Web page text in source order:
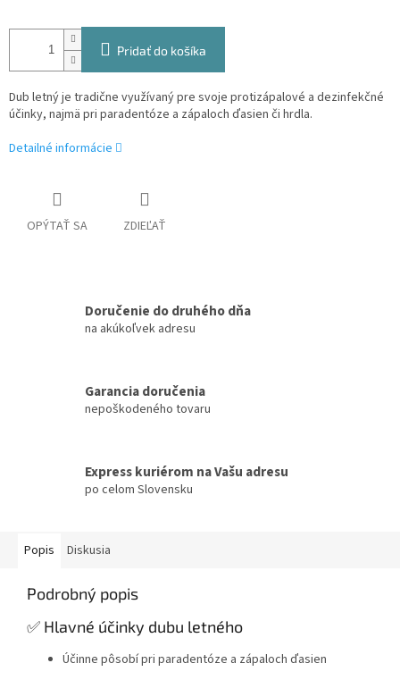
Pridať do košíka
Dub letný je tradične využívaný pre svoje protizápalové a dezinfekčné
účinky, najmä pri paradentóze a zápaloch ďasien či hrdla.
Detailné informácie
OPÝTAŤ SA ZDIEĽAŤ
Doručenie do druhého dňa
na akúkoľvek adresu
Garancia doručenia
nepoškodeného tovaru
Express kuriérom na Vašu adresu
po celom Slovensku
Popis Diskusia
Podrobný popis
✅ Hlavné účinky dubu letného
Účinne pôsobí pri paradentóze a zápaloch ďasien